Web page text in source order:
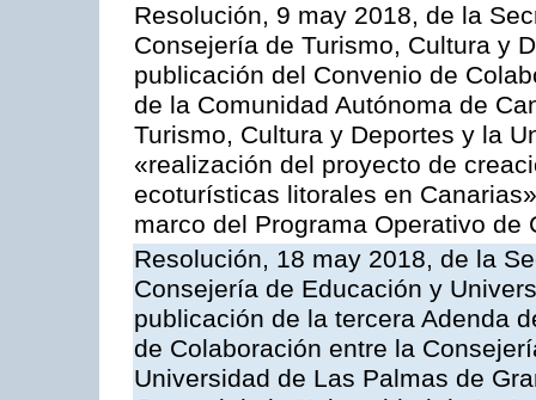
Resolución, 9 may 2018, de la
Consejería de Turismo, Cultura y
publicación del Convenio de
de la Comunidad Autónoma de
Turismo, Cultura y Deportes y la
«realización del proyecto de
ecoturísticas litorales en
marco del Programa Operativo de
Resolución, 18 may 2018, de la
Consejería de Educación y
publicación de la tercera Adenda
de Colaboración entre la
Universidad de Las Palmas de